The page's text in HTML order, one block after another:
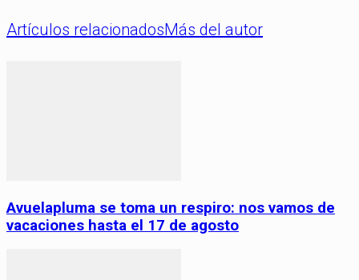
Artículos relacionadosMás del autor
Avuelapluma se toma un respiro: nos vamos de
vacaciones hasta el 17 de agosto